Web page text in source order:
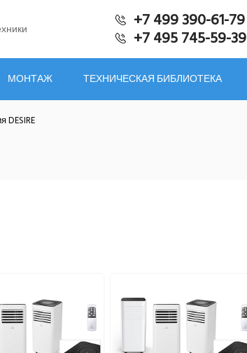
+7 499 390-61-79
+7 495 745-59-39
МОНТАЖ ТЕХНИЧЕСКАЯ БИБЛИОТЕКА
DESIRE